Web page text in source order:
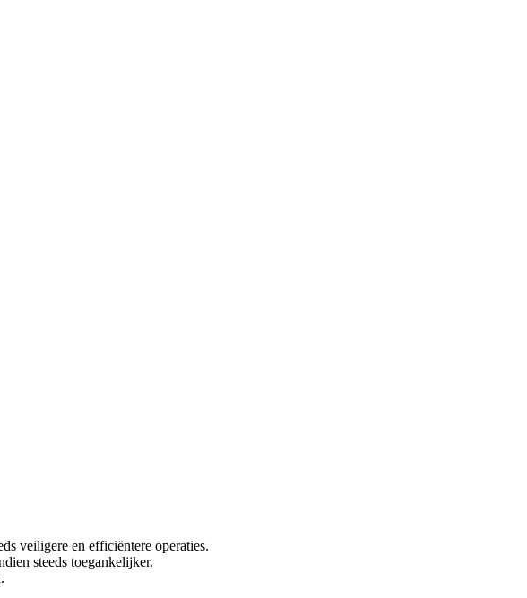
veiligere en efficiëntere operaties.
steeds toegankelijker.